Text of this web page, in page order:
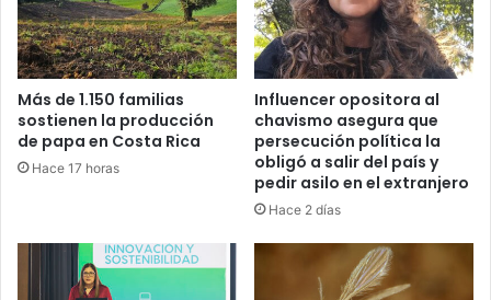
Más de 1.150 familias
sostienen la producción
de papa en Costa Rica
Hace 17 horas
Influencer opositora al
chavismo asegura que
persecución política la
obligó a salir del país y
pedir asilo en el extranjero
Hace 2 días